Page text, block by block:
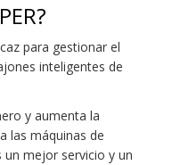
para gestionar el
inteligentes de
y aumenta la
las máquinas de
mejor servicio y un